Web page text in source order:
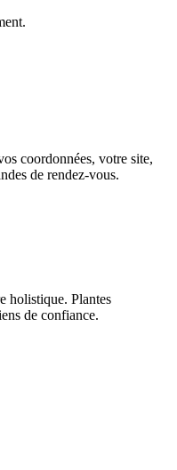
coordonnées, votre site,
de rendez-vous.
holistique. Plantes
de confiance.